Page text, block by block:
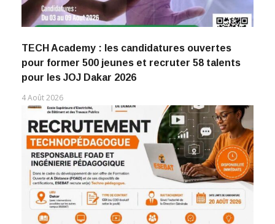
TECH Academy : les candidatures ouvertes
pour former 500 jeunes et recruter 58 talents
pour les JOJ Dakar 2026
4 Août 2026